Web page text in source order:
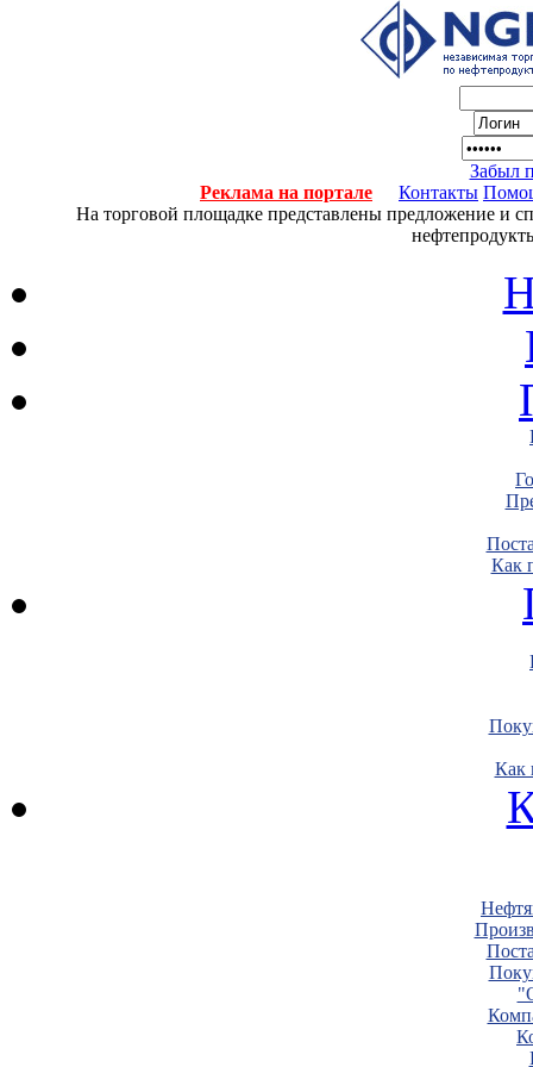
Забыл
Реклама на портале
Контакты
На торговой площадке представлены предложение и
Как
Как